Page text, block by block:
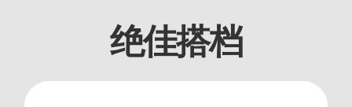
绝佳搭档